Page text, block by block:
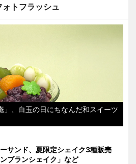
ォトフラッシュ
」、白玉の日にちなんだ和スイーツ
サンド、夏限定シェイク3種販売
ブランシェイク」など